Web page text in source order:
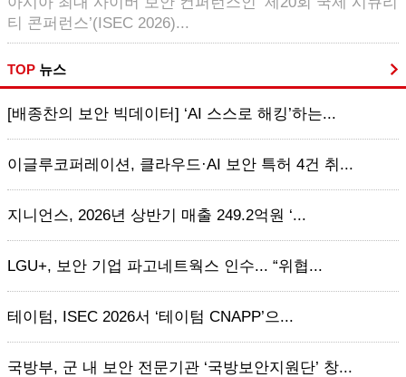
티 콘퍼런스’(ISEC 2026)...
TOP 뉴스
[배종찬의 보안 빅데이터] ‘AI 스스로 해킹’하는...
이글루코퍼레이션, 클라우드·AI 보안 특허 4건 취...
지니언스, 2026년 상반기 매출 249.2억원 ‘...
LGU+, 보안 기업 파고네트웍스 인수... “위협...
테이텀, ISEC 2026서 ‘테이텀 CNAPP’으...
국방부, 군 내 보안 전문기관 ‘국방보안지원단’ 창...